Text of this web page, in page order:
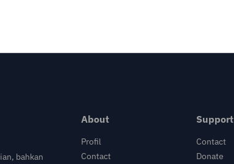
bahkan
About
Profil
Contact
Support
Contact
Donate